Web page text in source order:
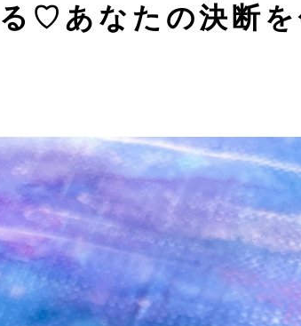
♡あなたの決断